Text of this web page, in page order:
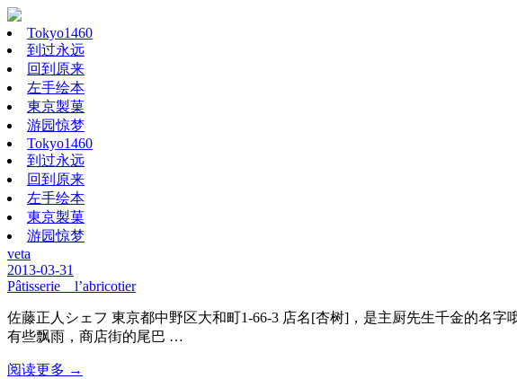
Tokyo1460
到过永远
回到原来
左手绘本
東京製菓
游园惊梦
Tokyo1460
到过永远
回到原来
左手绘本
東京製菓
游园惊梦
veta
2013-03-31
Pâtisserie l’abricotier
佐藤正人シェフ 東京都中野区大和町1-66-3 店名[杏树]，是主厨先生千金的名
有些飘雨，商店街的尾巴 …
阅读更多 →